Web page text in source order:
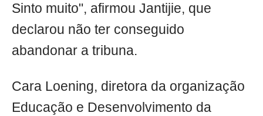
Sinto muito", afirmou Jantijie, que
declarou não ter conseguido
abandonar a tribuna.
Cara Loening, diretora da organização
Educação e Desenvolvimento da